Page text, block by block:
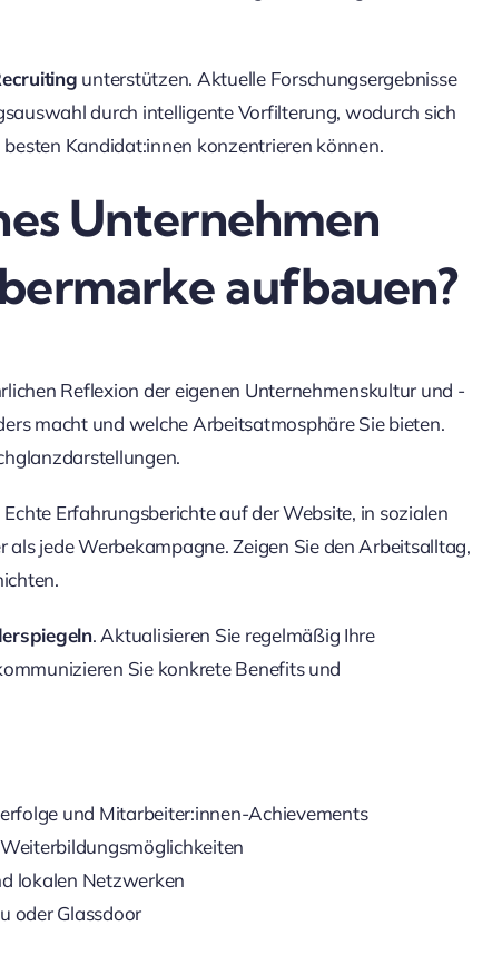
unterstützen. Aktuelle Forschungsergebnisse
durch intelligente Vorfilterung, wodurch sich
Kandidat:innen konzentrieren können.
Unternehmen
aufbauen?
Reflexion der eigenen Unternehmenskultur und -
macht und welche Arbeitsatmosphäre Sie bieten.
Erfahrungsberichte auf der Website, in sozialen
jede Werbekampagne. Zeigen Sie den Arbeitsalltag,
. Aktualisieren Sie regelmäßig Ihre
Sie konkrete Benefits und
und Mitarbeiter:innen-Achievements
lokalen Netzwerken
oder Glassdoor